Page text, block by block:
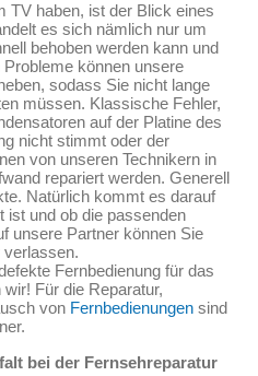
TV haben, ist der Blick eines
es sich nämlich nur um
behoben werden kann und
können unsere
sodass Sie nicht lange
müssen. Klassische Fehler,
auf der Platine des
nicht stimmt oder der
von unseren Technikern in
repariert werden. Generell
Natürlich kommt es darauf
ist und ob die passenden
unsere Partner können Sie
verlassen.
Fernbedienung für das
Für die Reparatur,
von Fernbedienungen sind
bei der Fernsehreparatur